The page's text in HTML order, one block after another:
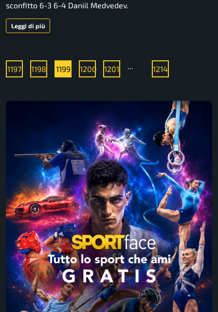
sconfitto 6-3 6-4 Daniil Medvedev.
Leggi di più
1197 1198 1199 1200 1201 ... 1214